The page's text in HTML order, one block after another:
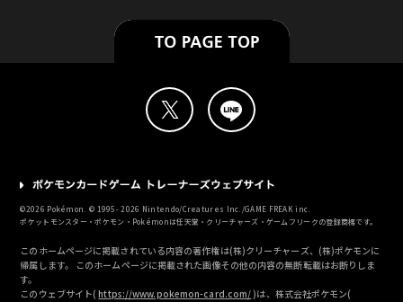
©2026 Pokémon. © 1995-2026 Nintendo/Creatures Inc./GAME FREAK inc.
ポケットモンスター・ポケモン・Pokémonは任天堂・クリーチャーズ・ゲームフリークの登録商標です。
このホームページに掲載されている内容の著作権は(株)クリーチャーズ、(株)ポケモンに
帰属します。 このホームページに掲載された画像その他の内容の無断転載はお断りしま
す。
このウェブサイト(https://www.pokemon-card.com/)は、株式会社ポケモン(